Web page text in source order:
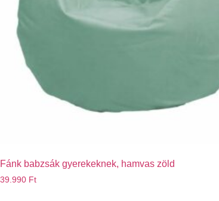
Fánk babzsák gyerekeknek, hamvas zöld
39.990 Ft